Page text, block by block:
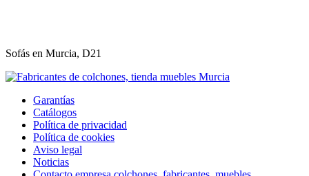
Sofás en Murcia, D21
Garantías
Catálogos
Política de privacidad
Política de cookies
Aviso legal
Noticias